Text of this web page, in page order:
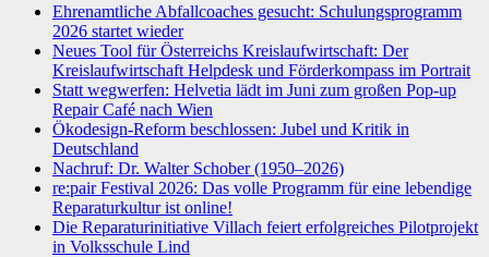
Ehrenamtliche Abfallcoaches gesucht: Schulungsprogramm
2026 startet wieder
Neues Tool für Österreichs Kreislaufwirtschaft: Der
Kreislaufwirtschaft Helpdesk und Förderkompass im Portrait
Statt wegwerfen: Helvetia lädt im Juni zum großen Pop-up
Repair Café nach Wien
Ökodesign-Reform beschlossen: Jubel und Kritik in
Deutschland
Nachruf: Dr. Walter Schober (1950–2026)
re:pair Festival 2026: Das volle Programm für eine lebendige
Reparaturkultur ist online!
Die Reparaturinitiative Villach feiert erfolgreiches Pilotprojekt
in Volksschule Lind